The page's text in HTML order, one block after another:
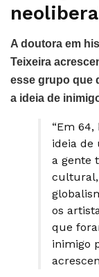
A doutora em
Teixeira
esse grupo que
a ideia de
“Em
ideia de
a gente
cultural,
os
que
inimigo